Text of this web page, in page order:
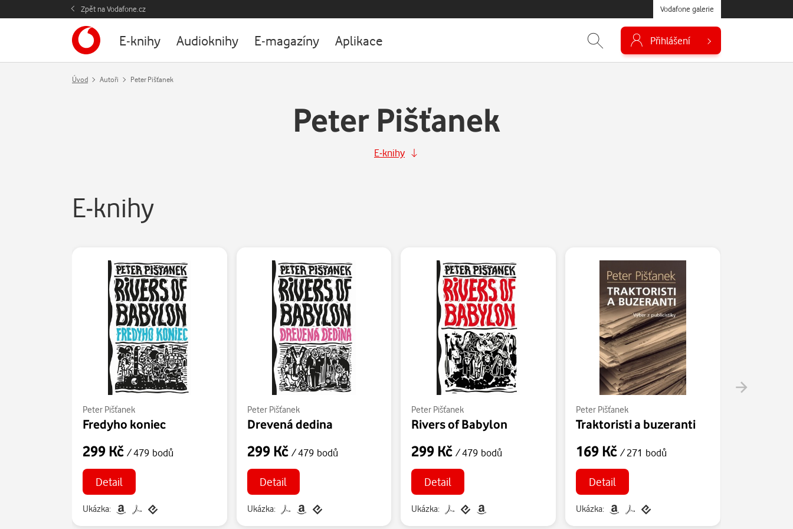
Zpět na Vodafone.cz Vodafone galerie
E-knihy Audioknihy E-magazíny Aplikace Přihlášení
Úvod Autoři Peter Pišťanek
Peter Pišťanek
E-knihy
E-knihy
Peter Pišťanek
Fredyho koniec
299 Kč / 479 bodů
Detail
Ukázka:
Peter Pišťanek
Drevená dedina
299 Kč / 479 bodů
Detail
Ukázka:
Peter Pišťanek
Rivers of Babylon
299 Kč/ 479 bodů
Detail
Ukázka:
Peter Pišťanek
Traktoristi a buzeranti
169 Kč/ 271 bodů
Detail
Ukázka: